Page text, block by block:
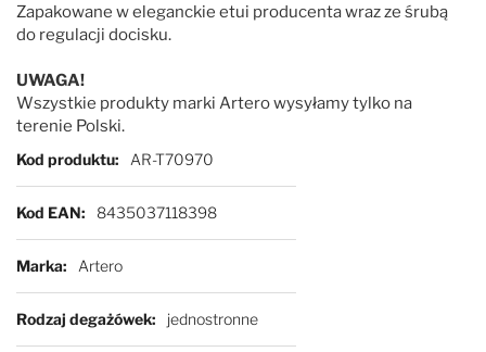
Zapakowane w eleganckie etui producenta wraz ze śrubą
do regulacji docisku.
UWAGA!
Wszystkie produkty marki Artero wysyłamy tylko na
terenie Polski.
Więcej informacji
Kod produktu AR-T70970
Kod EAN 8435037118398
Marka Artero
Rodzaj degażówek jednostronne